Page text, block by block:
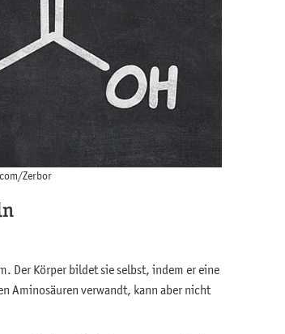
Zerbor
Der Körper bildet sie selbst, indem er eine
Aminosäuren verwandt, kann aber nicht